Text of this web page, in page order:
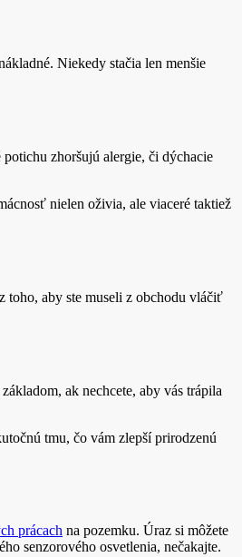
Niekedy stačia len menšie
zhoršujú alergie, či dýchacie
nielen oživia, ale viaceré taktiež
toho, aby ste museli z obchodu vláčiť
ak nechcete, aby vás trápila
tmu, čo vám zlepší prirodzenú
prácach na pozemku. Úraz si môžete
senzorového osvetlenia, nečakajte.